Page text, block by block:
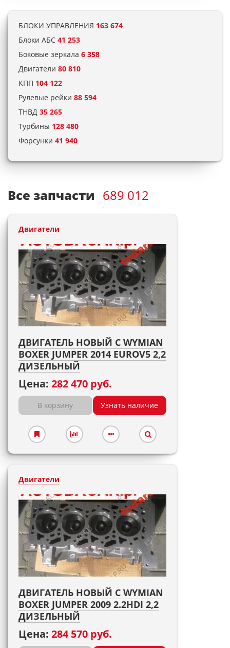
БЛОКИ УПРАВЛЕНИЯ 163 674
Блоки АБС 41 253
Боковые зеркала 6 358
Двигатели 80 810
КПП 104 122
Рулевые рейки 88 594
ТНВД 35 265
Турбины 128 480
Форсунки 41 940
Все запчасти 689 012
Двигатели
ДВИГАТЕЛЬ НОВЫЙ С WYMIAN
BOXER JUMPER 2014 EUROV5 2,2
ДИЗЕЛЬНЫЙ
Цена: 282 470 руб.
В корзину Узнать наличие
Двигатели
ДВИГАТЕЛЬ НОВЫЙ С WYMIAN
BOXER JUMPER 2009 2.2HDI 2,2
ДИЗЕЛЬНЫЙ
Цена: 284 570 руб.